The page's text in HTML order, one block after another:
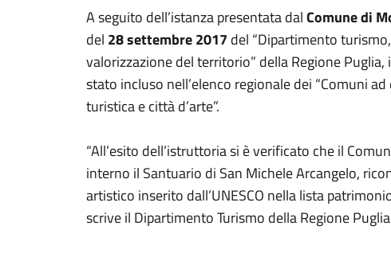
A seguito dell’istanza presentata dalComune di
del 28 settembre 2017 del “Dipartimento
valorizzazione del territorio” della Regione Puglia,
stato incluso nell’elenco regionale dei “Comuni
turistica e città d’arte”.
“All’esito dell’istruttoria si è verificato che il
interno il Santuario di San Michele Arcangelo,
artistico inserito dall’UNESCO nella lista
scrive il Dipartimento Turismo della Regione